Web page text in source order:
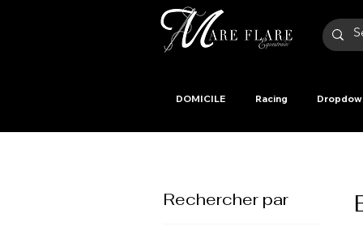
DOMICILE Racing
Rechercher par